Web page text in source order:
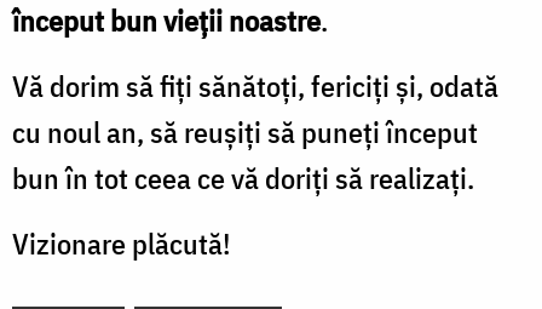
început bun vieţii noastre.
Vă dorim să fiţi sănătoţi, fericiţi şi, odată
cu noul an, să reuşiţi să puneţi început
bun în tot ceea ce vă doriţi să realizaţi.
Vizionare plăcută!